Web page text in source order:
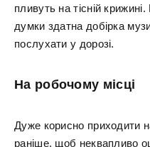
пливуть на тісній крижині.
думки здатна добірка
послухати у дорозі.
На робочому місці
Дуже корисно приходити
раніше, щоб неквапливо